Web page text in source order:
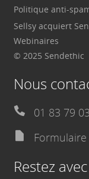
Politique anti-
Sellsy acquiert
Webinaires
© 2025 Sendethic
Nous
01 83 79
Restez